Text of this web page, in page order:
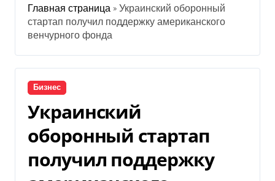
Главная страница » Украинский оборонный
стартап получил поддержку американского
венчурного фонда
Бизнес
Украинский
оборонный стартап
получил поддержку